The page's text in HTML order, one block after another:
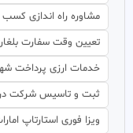
مشاوره راه اندازی کسب
تعیین وقت سفارت
خدمات ارزی پرداخت
ثبت و تاسیس شرکت در
ویزا فوری استارتاپ